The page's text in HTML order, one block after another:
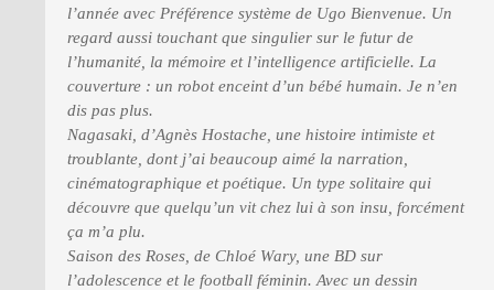
l’année avec Préférence système de Ugo Bienvenue. Un
regard aussi touchant que singulier sur le futur de
l’humanité, la mémoire et l’intelligence artificielle. La
couverture : un robot enceint d’un bébé humain. Je n’en
dis pas plus.
Nagasaki, d’Agnès Hostache, une histoire intimiste et
troublante, dont j’ai beaucoup aimé la narration,
cinématographique et poétique. Un type solitaire qui
découvre que quelqu’un vit chez lui à son insu, forcément
ça m’a plu.
Saison des Roses, de Chloé Wary, une BD sur
l’adolescence et le football féminin. Avec un dessin